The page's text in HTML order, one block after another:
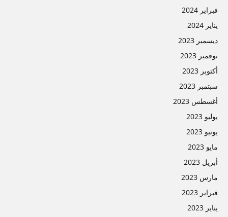
فبراير 2024
يناير 2024
ديسمبر 2023
نوفمبر 2023
أكتوبر 2023
سبتمبر 2023
أغسطس 2023
يوليو 2023
يونيو 2023
مايو 2023
أبريل 2023
مارس 2023
فبراير 2023
يناير 2023